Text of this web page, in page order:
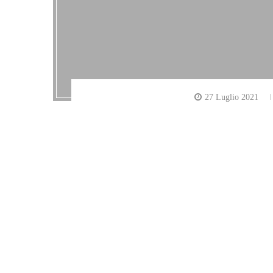
27 Luglio 2021